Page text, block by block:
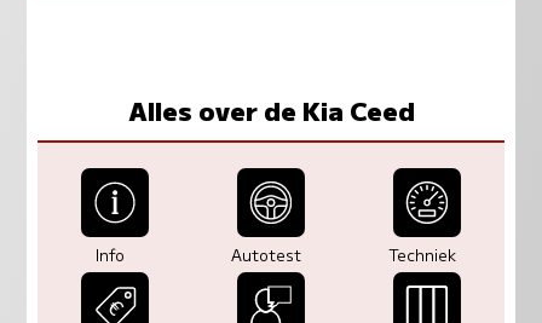
Alles over de Kia Ceed
Info Autotest Techniek